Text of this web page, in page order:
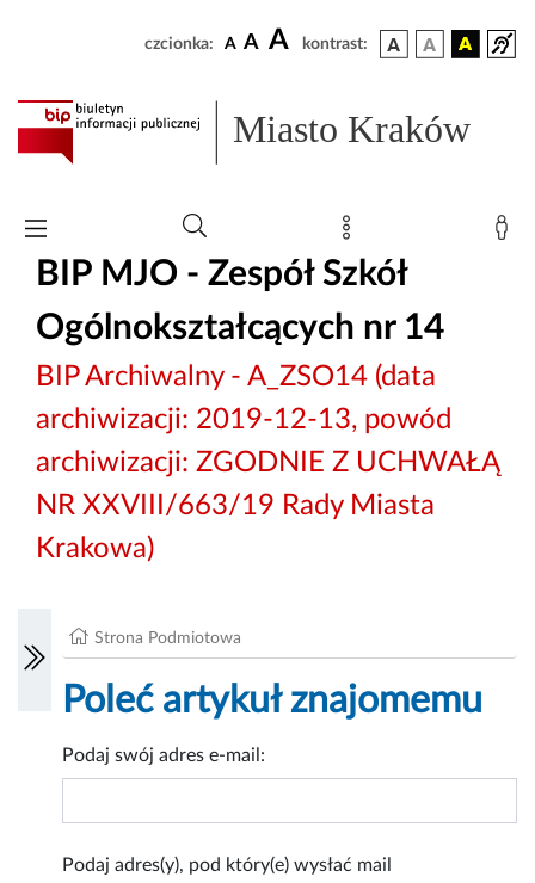
czcionka: A A A kontrast:
Miasto Kraków
BIP MJO - Zespół Szkół
Ogólnokształcących nr 14
BIP Archiwalny - A_ZSO14 (data
archiwizacji: 2019-12-13, powód
archiwizacji: ZGODNIE Z UCHWAŁĄ
NR XXVIII/663/19 Rady Miasta
Krakowa)
Strona Podmiotowa
Poleć artykuł znajomemu
Podaj swój adres e-mail:
Podaj adres(y), pod który(e) wysłać mail